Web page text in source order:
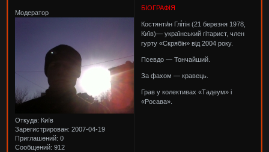
Модератор
Откуда: Київ
Зарегистрирован: 2007-04-19
Приглашений: 0
Сообщений: 912
БІОГРАФІЯ
Костянти́н Глі́тін (21 березня 1978,
Київ)— український гітарист, член
гурту «Скрябін» від 2004 року.
Псевдо — Тончайший.
За фахом — кравець.
Грав у колективах «Тадеум» і
«Росава».